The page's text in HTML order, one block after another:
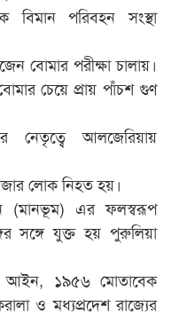
বিমান পরিবহন সংস্থা
বোমার পরীক্ষা চালায়।
চেয়ে প্রায় পাঁচশ গুণ
আলজেরিয়ায়
লোক নিহত হয়।
(মানভূম) এর ফলস্বরূপ
সঙ্গে যুক্ত হয় পুরুলিয়া
আইন, ১৯৫৬ মোতাবেক
ও মধ্যপ্রদেশ রাজ্যের